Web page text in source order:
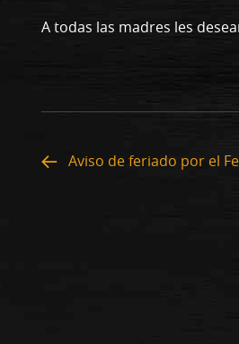
A todas las madres les
Aviso de feriado por el